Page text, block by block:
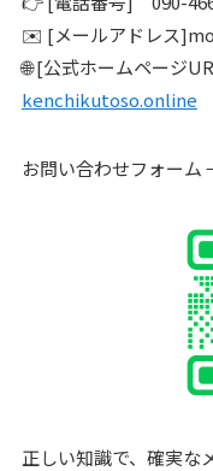
✉️ [メールアドレス
🌐 [公式ホームページ
kenchikutoso.online
お問い合わせフォーム
正しい知識で、確実な